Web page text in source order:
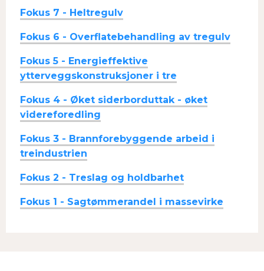
Fokus 7 - Heltregulv
Fokus 6 - Overflatebehandling av tregulv
Fokus 5 - Energieffektive
ytterveggskonstruksjoner i tre
Fokus 4 - Øket siderborduttak - øket
videreforedling
Fokus 3 - Brannforebyggende arbeid i
treindustrien
Fokus 2 - Treslag og holdbarhet
Fokus 1 - Sagtømmerandel i massevirke